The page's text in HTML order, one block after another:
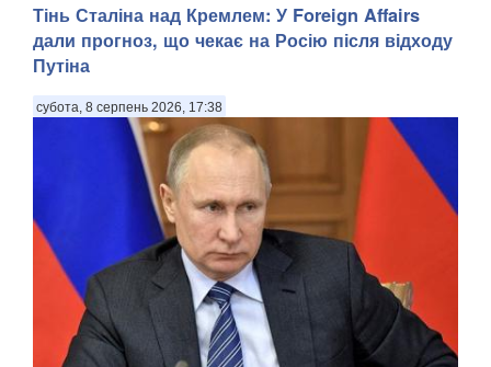
Тінь Сталіна над Кремлем: У Foreign Affairs
дали прогноз, що чекає на Росію після відходу
Путіна
субота, 8 серпень 2026, 17:38